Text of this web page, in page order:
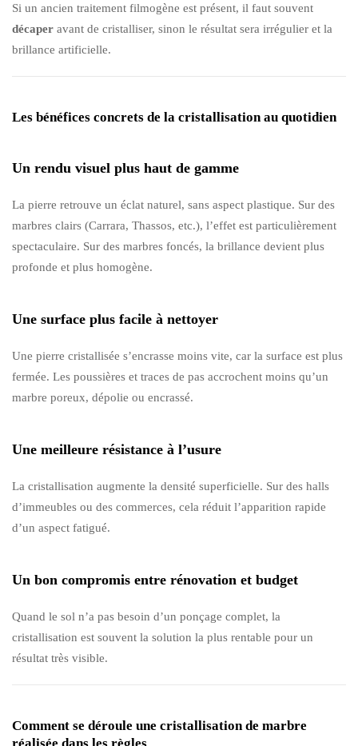
Si un ancien traitement filmogène est présent, il faut souvent
décaper avant de cristalliser, sinon le résultat sera irrégulier et la
brillance artificielle.
Les bénéfices concrets de la cristallisation au quotidien
Un rendu visuel plus haut de gamme
La pierre retrouve un éclat naturel, sans aspect plastique. Sur des
marbres clairs (Carrara, Thassos, etc.), l’effet est particulièrement
spectaculaire. Sur des marbres foncés, la brillance devient plus
profonde et plus homogène.
Une surface plus facile à nettoyer
Une pierre cristallisée s’encrasse moins vite, car la surface est plus
fermée. Les poussières et traces de pas accrochent moins qu’un
marbre poreux, dépolie ou encrassé.
Une meilleure résistance à l’usure
La cristallisation augmente la densité superficielle. Sur des halls
d’immeubles ou des commerces, cela réduit l’apparition rapide
d’un aspect fatigué.
Un bon compromis entre rénovation et budget
Quand le sol n’a pas besoin d’un ponçage complet, la
cristallisation est souvent la solution la plus rentable pour un
résultat très visible.
Comment se déroule une cristallisation de marbre
réalisée dans les règles